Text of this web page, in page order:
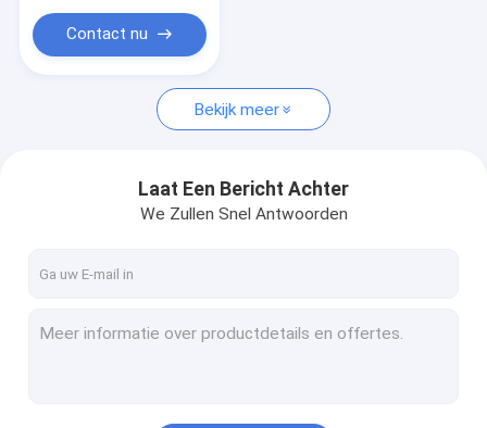
Contact nu
Bekijk meer
Laat Een Bericht Achter
We Zullen Snel Antwoorden